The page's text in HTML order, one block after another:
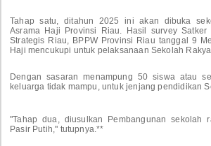
Tahap satu, ditahun 2025 ini akan dibuka
Asrama Haji Provinsi Riau. Hasil survey Satker
Strategis Riau, BPPW Provinsi Riau tanggal 9
Haji mencukupi untuk pelaksanaan Sekolah
Dengan sasaran menampung 50 siswa atau
keluarga tidak mampu, untuk jenjang pendidikan
"Tahap dua, diusulkan Pembangunan sekolah
Pasir Putih," tutupnya.**